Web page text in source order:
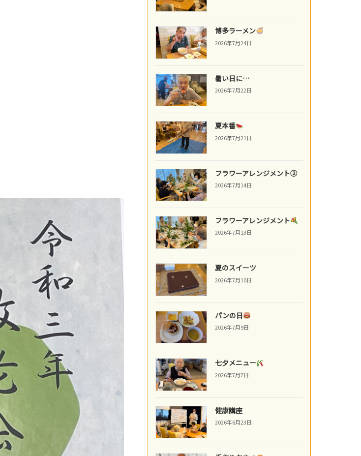
博多ラーメン
2026年7月24日
暑い日に…
2026年7月22日
夏本番
2026年7月21日
フラワーアレンジメント②
2026年7月14日
フラワーアレンジメント
2026年7月13日
夏のスイーツ
2026年7月10日
パンの日
2026年7月9日
七夕メニュー
2026年7月7日
健康講座
2026年6月23日